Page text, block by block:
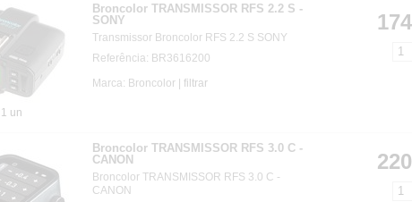
1 un
Broncolor TRANSMISSOR RFS 2.2 S -
SONY
Transmissor Broncolor RFS 2.2 S SONY
Referência: BR3616200
Marca: Broncolor | filtrar
Broncolor TRANSMISSOR RFS 3.0 C -
CANON
Broncolor TRANSMISSOR RFS 3.0 C -
CANON